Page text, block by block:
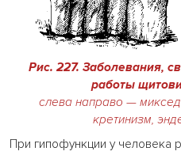
Рис. 227. Заболевания,
работы
слева направо —
кретинизм,
При гипофункции у человека